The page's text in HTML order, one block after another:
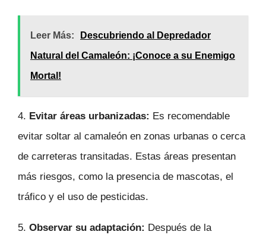
Leer Más:
Descubriendo al Depredador
Natural del Camaleón: ¡Conoce a su Enemigo
Mortal!
4. Evitar áreas urbanizadas: Es recomendable
evitar soltar al camaleón en zonas urbanas o cerca
de carreteras transitadas. Estas áreas presentan
más riesgos, como la presencia de mascotas, el
tráfico y el uso de pesticidas.
5. Observar su adaptación: Después de la